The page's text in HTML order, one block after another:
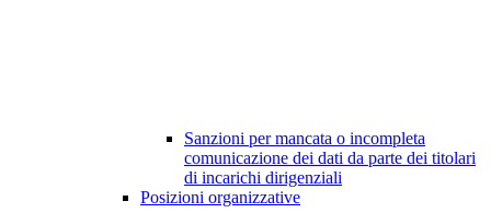
Sanzioni per mancata o incompleta
comunicazione dei dati da parte dei titolari
di incarichi dirigenziali
Posizioni organizzative